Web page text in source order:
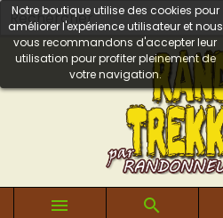
Notre boutique utilise des cookies pour
améliorer l'expérience utilisateur et nous
vous recommandons d'accepter leur
utilisation pour profiter pleinement de
votre navigation.
 